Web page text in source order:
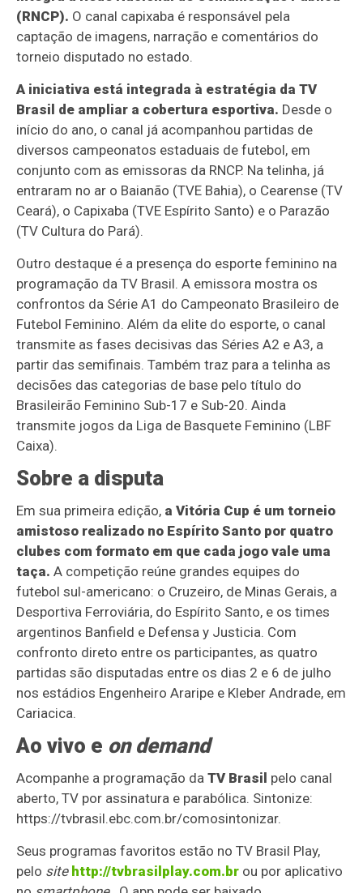
(RNCP). O canal capixaba é responsável pela
captação de imagens, narração e comentários do
torneio disputado no estado.
A iniciativa está integrada à estratégia da TV
Brasil de ampliar a cobertura esportiva. Desde o
início do ano, o canal já acompanhou partidas de
diversos campeonatos estaduais de futebol, em
conjunto com as emissoras da RNCP. Na telinha, já
entraram no ar o Baianão (TVE Bahia), o Cearense (TV
Ceará), o Capixaba (TVE Espírito Santo) e o Parazão
(TV Cultura do Pará).
Outro destaque é a presença do esporte feminino na
programação da TV Brasil. A emissora mostra os
confrontos da Série A1 do Campeonato Brasileiro de
Futebol Feminino. Além da elite do esporte, o canal
transmite as fases decisivas das Séries A2 e A3, a
partir das semifinais. Também traz para a telinha as
decisões das categorias de base pelo título do
Brasileirão Feminino Sub-17 e Sub-20. Ainda
transmite jogos da Liga de Basquete Feminino (LBF
Caixa).
Sobre a disputa
Em sua primeira edição, a Vitória Cup é um torneio
amistoso realizado no Espírito Santo por quatro
clubes com formato em que cada jogo vale uma
taça. A competição reúne grandes equipes do
futebol sul-americano: o Cruzeiro, de Minas Gerais, a
Desportiva Ferroviária, do Espírito Santo, e os times
argentinos Banfield e Defensa y Justicia. Com
confronto direto entre os participantes, as quatro
partidas são disputadas entre os dias 2 e 6 de julho
nos estádios Engenheiro Araripe e Kleber Andrade, em
Cariacica.
Ao vivo e on demand
Acompanhe a programação daTV Brasil pelo canal
aberto, TV por assinatura e parabólica. Sintonize:
https://tvbrasil.ebc.com.br/comosintonizar.
Seus programas favoritos estão no TV Brasil Play,
pelo site http://tvbrasilplay.com.br ou por aplicativo